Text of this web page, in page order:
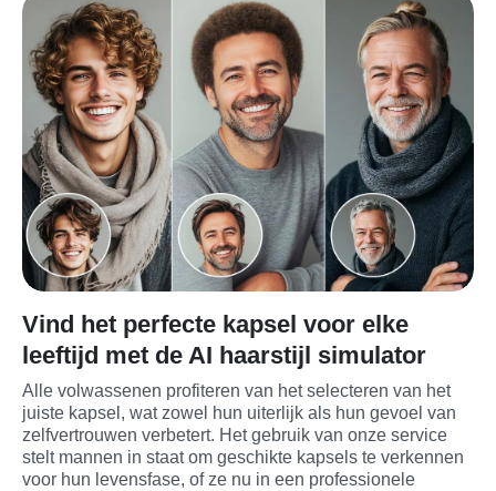
Vind het perfecte kapsel voor elke
leeftijd met de AI haarstijl simulator
Alle volwassenen profiteren van het selecteren van het
juiste kapsel, wat zowel hun uiterlijk als hun gevoel van
zelfvertrouwen verbetert. Het gebruik van onze service
stelt mannen in staat om geschikte kapsels te verkennen
voor hun levensfase, of ze nu in een professionele